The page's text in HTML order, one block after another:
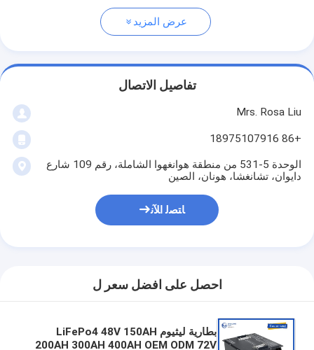
عرض المزيد
تفاصيل الاتصال
Mrs. Rosa Liu
+86 18975107916
الوحدة 5-531 من منطقة هوانغهوا الشاملة، رقم 109 شارع
دايوان، تشانغشا، هونان، الصين
ﺎﺘﺼﻟ ﺍﻶﻧ
احصل على افضل سعر ل
بطارية ليثيوم LiFePo4 48V 150AH
200AH 300AH 400AH OEM ODM 72V